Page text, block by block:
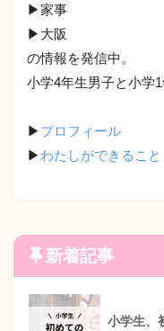
▶︎家事
▶︎大阪
の情報を発信中。
小学4年生男子と小学1
▶︎ プロフィール
▶︎わたしができること
新着記事
小学生、